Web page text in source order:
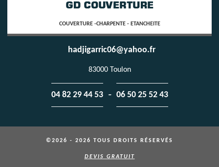
COUVERTURE -CHARPENTE - ETANCHEITE
hadjigarric06@yahoo.fr
83000 Toulon
04 82 29 44 53 - 06 50 25 52 43
©2026 - 2026 TOUS DROITS RÉSERVÉS
DEVIS GRATUIT